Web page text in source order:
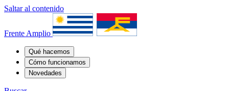
Saltar al contenido
Frente Amplio
Qué hacemos
Cómo funcionamos
Novedades